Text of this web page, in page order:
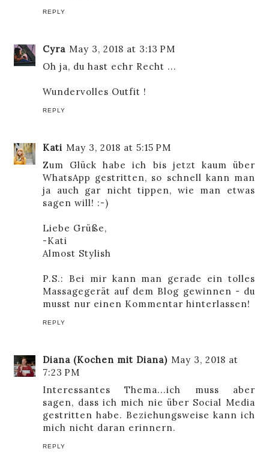
REPLY
Cyra May 3, 2018 at 3:13 PM
Oh ja, du hast echr Recht ...
Wundervolles Outfit !
REPLY
Kati May 3, 2018 at 5:15 PM
Zum Glück habe ich bis jetzt kaum über
WhatsApp gestritten, so schnell kann man
ja auch gar nicht tippen, wie man etwas
sagen will! :-)
Liebe Grüße,
-Kati
Almost Stylish
P.S.: Bei mir kann man gerade ein tolles
Massagegerät auf dem Blog gewinnen - du
musst nur einen Kommentar hinterlassen!
REPLY
Diana (Kochen mit Diana) May 3, 2018 at
7:23 PM
Interessantes Thema...ich muss aber
sagen, dass ich mich nie über Social Media
gestritten habe. Beziehungsweise kann ich
mich nicht daran erinnern.
REPLY